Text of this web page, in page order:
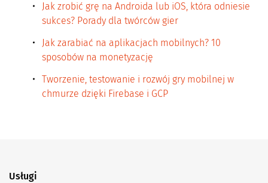
Jak zrobić grę na Androida lub iOS, która odniesie
sukces? Porady dla twórców gier
Jak zarabiać na aplikacjach mobilnych? 10
sposobów na monetyzację
Tworzenie, testowanie i rozwój gry mobilnej w
chmurze dzięki Firebase i GCP
Usługi